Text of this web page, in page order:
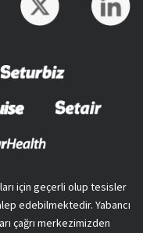
için geçerli olup tesisler
edebilmektedir. Yabancı
çağrı merkezimizden